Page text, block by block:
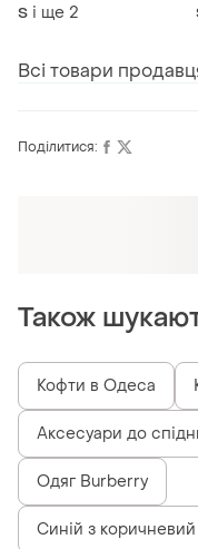
S і ще 2
Всі товари
Поділитися:
Також